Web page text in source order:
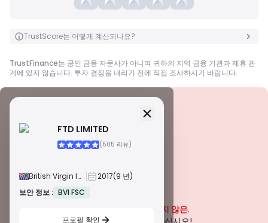
TrustScore는 어떻게 계산되나요?
TrustFinance는 공인 금융 자문사가 아니며 귀하의 지역 금융 기관과 제휴 관
계에 있지 않습니다. 투자 결정을 내리기 전에 직접 조사하시기 바랍니다.
FTD LIMITED
(505 리뷰)
British Virgin Islands 2017(9 년)
보안 정보 : BVI FSC
프로필 확인
보안 정보
입증되지 않은.
전 세계적으로 유명한 규제 기관에서 발급한 이 라이선스는 엄격한 규정 준수,
존경받는 지역 규제 기관에서 부여하는 이 라이선스는 자금 분리, 재무 보고 및
보상 제도와 같은 강력한 안전 조치를 제공합니다. 티어 1만큼 엄격하지는 않지
만 신뢰할 수 있는 지역 보호를 제공합니다.